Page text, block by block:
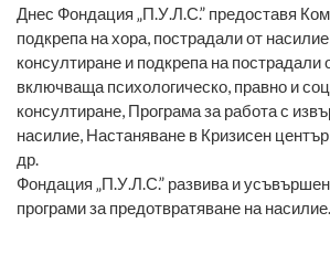
Днес Фондация „П.У.Л.С.” предоставя
подкрепа на хора, пострадали от
консултиране и подкрепа на пострадали
включваща психологическо, правно и
консултиране, Програма за работа с
насилие, Настаняване в Кризисен
др.
Фондация „П.У.Л.С.” развива и
програми за предотвратяване на насилие.